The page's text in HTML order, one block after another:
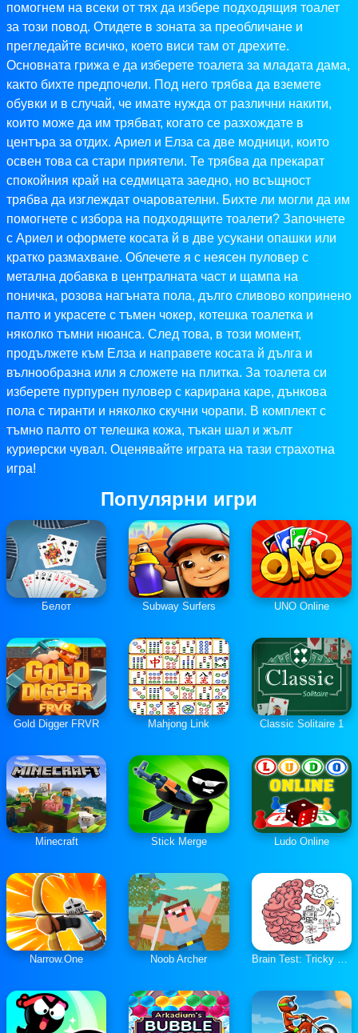
помогнем на всеки от тях да избере подходящия тоалет
за този повод. Отидете в зоната за преобличане и
прегледайте всичко, което виси там от дрехите.
Основната грижа е да изберете тоалета за младата дама,
както бихте предпочели. Под него трябва да вземете
обувки и в случай, че имате нужда от различни накити,
които може да им трябват, когато се разхождате в
центъра за отдих. Ариел и Елза са две модници, които
освен това са стари приятели. Те трябва да прекарат
спокойния край на седмицата заедно, но всъщност
трябва да изглеждат очарователни. Бихте ли могли да им
помогнете с избора на подходящите тоалети? Започнете
с Ариел и оформете косата й в две усукани опашки или
кратко размахване. Облечете я с неясен пуловер с
метална добавка в централната част и щампа на
поничка, розова нагъната пола, дълго сливово копринено
палто и украсете с тъмен чокер, котешка тоалетка и
няколко тъмни нюанса. След това, в този момент,
продължете към Елза и направете косата й дълга и
вълнообразна или я сложете на плитка. За тоалета си
изберете пурпурен пуловер с карирана каре, дънкова
пола с тиранти и няколко скучни чорапи. В комплект с
тъмно палто от телешка кожа, тъкан шал и жълт
куриерски чувал. Оценявайте играта на тази страхотна
игра!
Популярни игри
Белот Subway Surfers UNO Online
Gold Digger FRVR Mahjong Link Classic Solitaire 1
Minecraft Stick Merge Ludo Online
Narrow.One Noob Archer Brain Test: Tricky Puzzles